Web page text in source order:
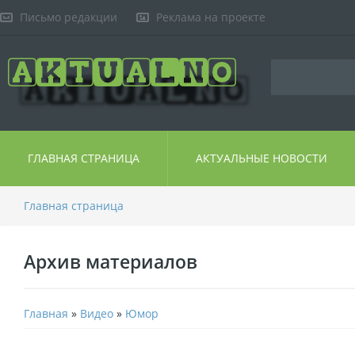
Письмо редакции Реклама на проекте
ГЛАВНАЯ СТРАНИЦА АКТУАЛЬНЫЕ НОВОСТИ
Главная страница
Архив материалов
Главная » Видео » Юмор